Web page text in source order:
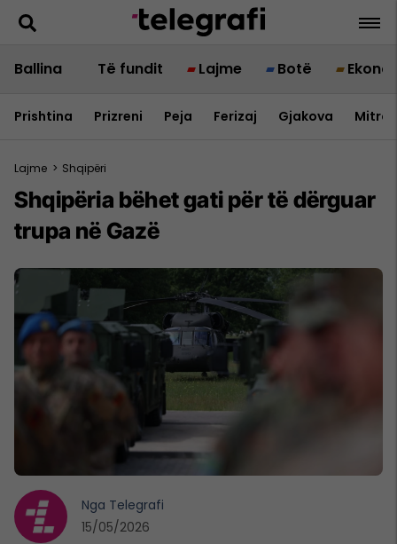
Ballina Të fundit Lajme Botë
Prishtina Prizreni Peja Ferizaj Gjakova
Lajme > Shqipëri
Shqipëria bëhet gati për të dërguar
trupa në Gazë
Nga Telegrafi
15/05/2026